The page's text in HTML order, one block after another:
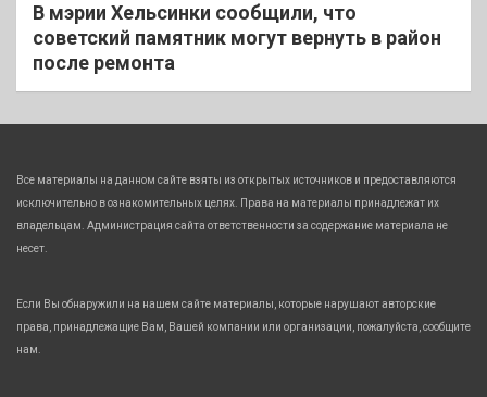
В мэрии Хельсинки сообщили, что
советский памятник могут вернуть в район
после ремонта
Все материалы на данном сайте взяты из открытых источников и предоставляются
исключительно в ознакомительных целях. Права на материалы принадлежат их
владельцам. Администрация сайта ответственности за содержание материала не
несет.
Если Вы обнаружили на нашем сайте материалы, которые нарушают авторские
права, принадлежащие Вам, Вашей компании или организации, пожалуйста, сообщите
нам.